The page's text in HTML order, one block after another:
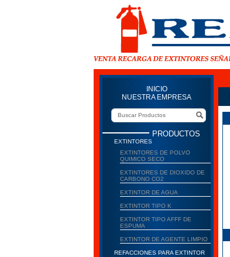
INICIO
NUESTRA EMPRESA
PRODUCTOS
EXTINTORES
EXTINTORES DE POLVO
QUIMICO SECO
EXTINTORES DE DIOXIDO DE
CARBONO CO2
EXTINTOR DE AGUA
EXTINTOR TIPO K
EXTINTOR TIPO AFFF DE
ESPUMA
EXTINTOR DE AGENTE LIMPIO
REFACCIONES PARA EXTINTOR